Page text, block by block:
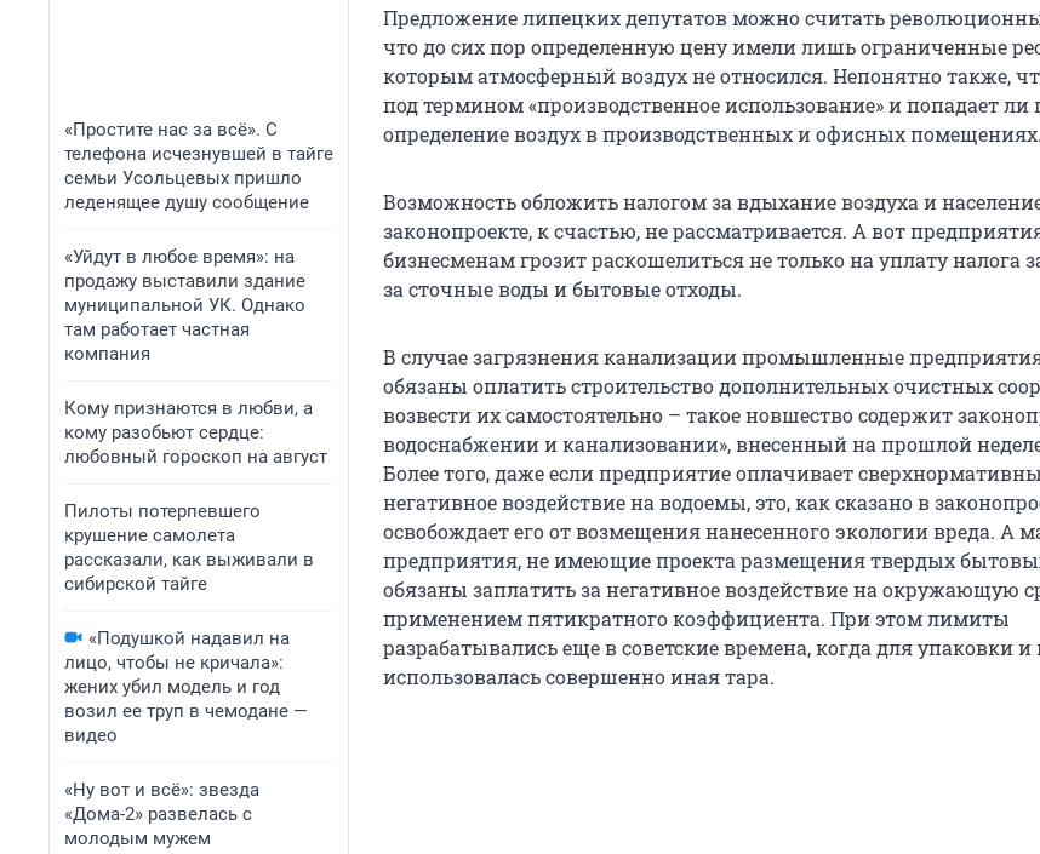
«Простите нас за всё». С
телефона исчезнувшей в тайге
семьи Усольцевых пришло
леденящее душу сообщение
«Уйдут в любое время»: на
продажу выставили здание
муниципальной УК. Однако
там работает частная
компания
Кому признаются в любви, а
кому разобьют сердце:
любовный гороскоп на август
Пилоты потерпевшего
крушение самолета
рассказали, как выживали в
сибирской тайге
«Подушкой надавил на
лицо, чтобы не кричала»:
жених убил модель и год
возил ее труп в чемодане —
видео
«Ну вот и всё»: звезда
«Дома-2» развелась с
молодым мужем
Предложение липецких депутатов можно считать
что до сих пор определенную цену имели лишь ограниченные
которым атмосферный воздух не относился. Непонятно также,
под термином «производственное использование» и попадает ли
определение воздух в производственных и офисных помещениях.
Возможность обложить налогом за вдыхание воздуха и
законопроекте, к счастью, не рассматривается. А вот
бизнесменам грозит раскошелиться не только на уплату налога
за сточные воды и бытовые отходы.
В случае загрязнения канализации промышленные
обязаны оплатить строительство дополнительных очистных
возвести их самостоятельно – такое новшество содержит
водоснабжении и канализовании», внесенный на прошлой
Более того, даже если предприятие оплачивает
негативное воздействие на водоемы, это, как сказано в
освобождает его от возмещения нанесенного экологии вреда. А
предприятия, не имеющие проекта размещения твердых
обязаны заплатить за негативное воздействие на окружающую
применением пятикратного коэффициента. При этом лимиты
разрабатывались еще в советские времена, когда для упаковки и
использовалась совершенно иная тара.